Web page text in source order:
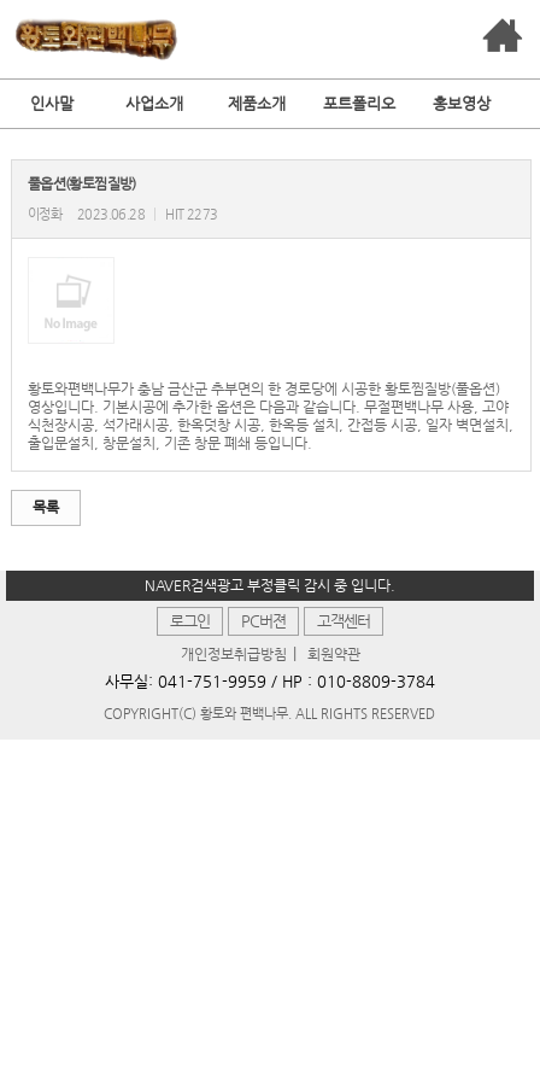
인사말 사업소개 제품소개 포트폴리오 홍보영상
풀옵션(황토찜질방)
이정화 2023.06.28 HIT 2273
황토와편백나무가 충남 금산군 추부면의 한 경로당에 시공한 황토찜질방(풀옵션)
영상입니다. 기본시공에 추가한 옵션은 다음과 같습니다. 무절편백나무 사용, 고야
식천장시공, 석가래시공, 한옥덧창 시공, 한옥등 설치, 간접등 시공, 일자 벽면설치,
출입문설치, 창문설치, 기존 창문 폐쇄 등입니다.
목록
NAVER검색광고 부정클릭 감시 중 입니다.
로그인 PC버젼 고객센터
개인정보취급방침 회원약관
사무실: 041-751-9959 / HP : 010-8809-3784
COPYRIGHT(C) 황토와 편백나무. ALL RIGHTS RESERVED